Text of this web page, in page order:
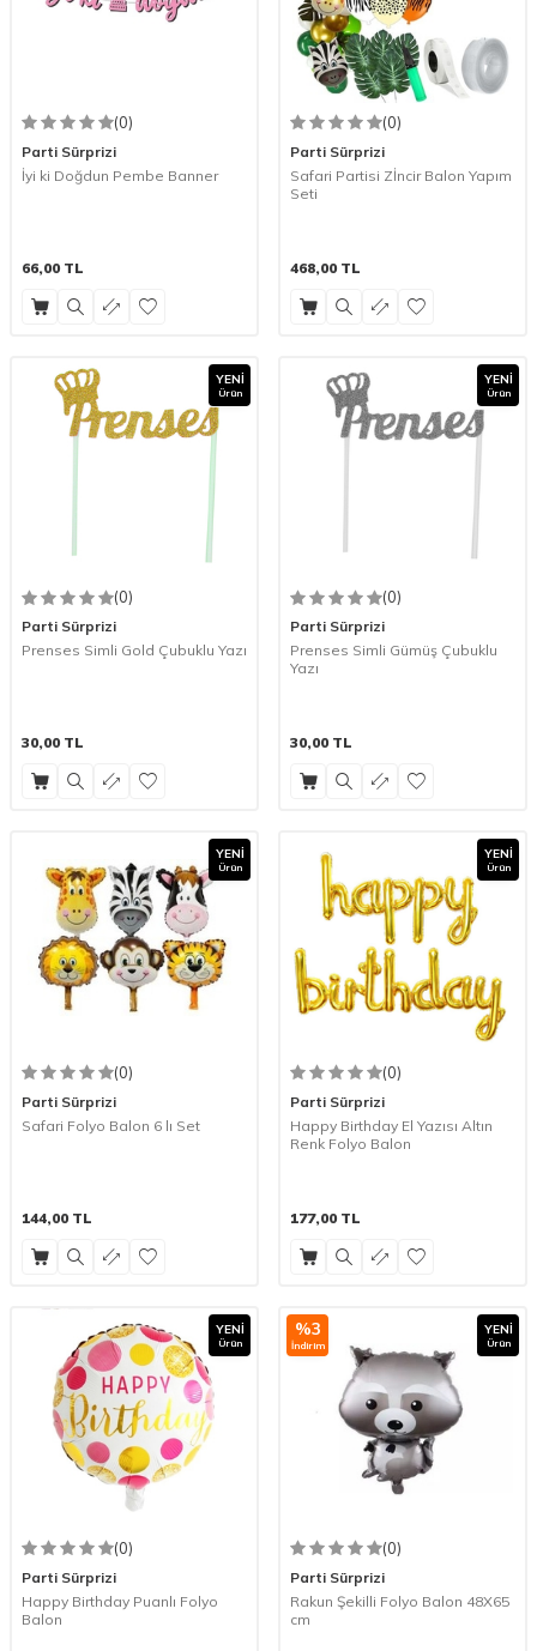
(0)
Parti Sürprizi
İyi ki Doğdun Pembe Banner
66,00 TL
(0)
Parti Sürprizi
Safari Partisi Zİncir Balon Yapım
Seti
468,00 TL
YENI
Ürün
(0)
Parti Sürprizi
Prenses Simli Gold Çubuklu Yazı
30,00 TL
YENI
Ürün
(0)
Parti Sürprizi
Prenses Simli Gümüş Çubuklu
Yazı
30,00 TL
YENI
Ürün
(0)
Parti Sürprizi
Safari Folyo Balon 6 lı Set
144,00 TL
YENI
Ürün
(0)
Parti Sürprizi
Happy Birthday El Yazısı Altın
Renk Folyo Balon
177,00 TL
YENI
Ürün
(0)
Parti Sürprizi
Happy Birthday Puanlı Folyo
Balon
%3
İndirim
YENI
Ürün
(0)
Parti Sürprizi
Rakun Şekilli Folyo Balon 48X65
cm